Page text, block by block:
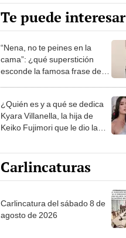
Te puede interesar
“Nena, no te peines en la
cama”: ¿qué superstición
esconde la famosa frase de
¿Quién es y a qué se dedica
Kyara Villanella, la hija de
Keiko Fujimori que le dio la
Carlincaturas
Carlincatura del sábado 8 de
agosto de 2026